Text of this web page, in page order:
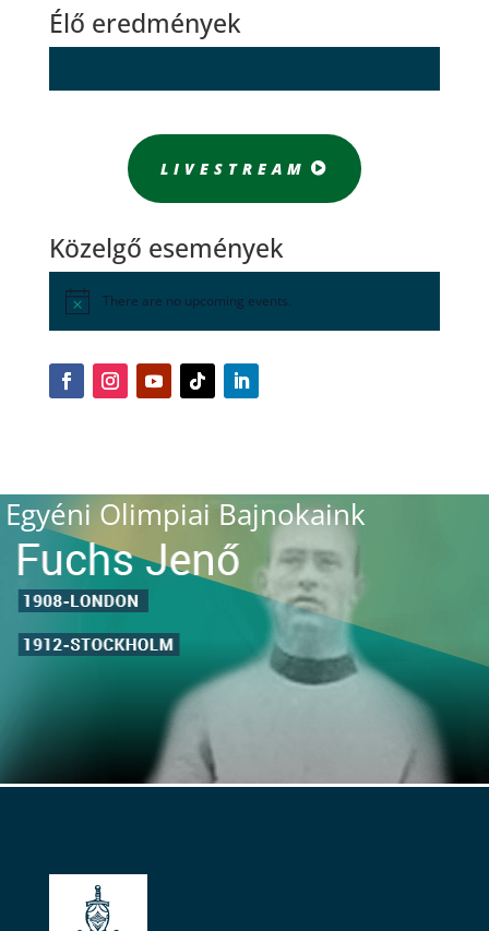
Élő eredmények
LIVESTREAM
Közelgő események
There are no upcoming events.
Egyéni Olimpiai Bajnokaink